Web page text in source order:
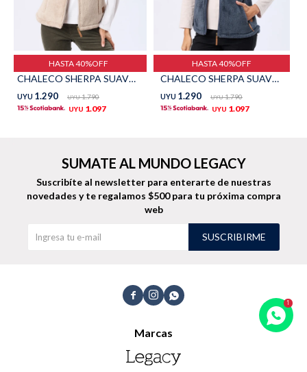
HASTA 40%OFF
CHALECO SHERPA SUAVE - Beige
UYU 1.290 UYU 1.790
UYU 1.097
HASTA 40%OFF
CHALECO SHERPA SUAVE - Azul
UYU 1.290 UYU 1.790
UYU 1.097
  
Marcas
SUMATE AL MUNDO LEGACY
Suscribíte al newsletter para enterarte de nuestras
novedades y te regalamos $500 para tu próxima compra
web
SUSCRIBIRME
TALLES GRANDES Uniformes empresariales
Quiero ser parte Canjear mis puntos
Envíos, cambios y devoluciones